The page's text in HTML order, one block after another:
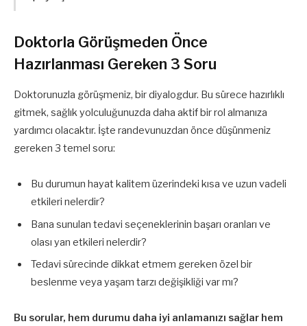
Doktorla Görüşmeden Önce
Hazırlanması Gereken 3 Soru
Doktorunuzla görüşmeniz, bir diyalogdur. Bu sürece hazırlıklı
gitmek, sağlık yolculuğunuzda daha aktif bir rol almanıza
yardımcı olacaktır. İşte randevunuzdan önce düşünmeniz
gereken 3 temel soru:
Bu durumun hayat kalitem üzerindeki kısa ve uzun vadeli
etkileri nelerdir?
Bana sunulan tedavi seçeneklerinin başarı oranları ve
olası yan etkileri nelerdir?
Tedavi sürecinde dikkat etmem gereken özel bir
beslenme veya yaşam tarzı değişikliği var mı?
Bu sorular, hem durumu daha iyi anlamanızı sağlar hem